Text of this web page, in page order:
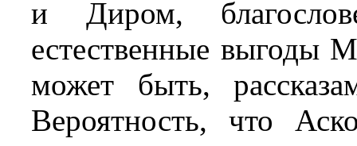
и Диром,
естественные выгоды
может быть,
Вероятность, что